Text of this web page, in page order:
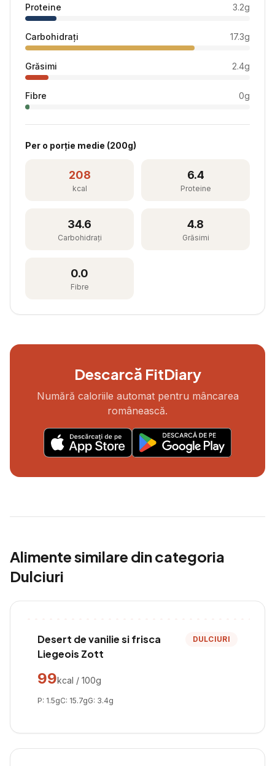
Proteine 3.2g
Carbohidrați 17.3g
Grăsimi 2.4g
Fibre 0g
Per o porție medie (200g)
208
kcal
6.4
Proteine
34.6
Carbohidrați
4.8
Grăsimi
0.0
Fibre
Descarcă FitDiary
Numără caloriile automat pentru mâncarea
românească.
Alimente similare din categoria
Dulciuri
Desert de vanilie si frisca
Liegeois Zott
DULCIURI
99kcal / 100g
P: 1.5gC: 15.7gG: 3.4g